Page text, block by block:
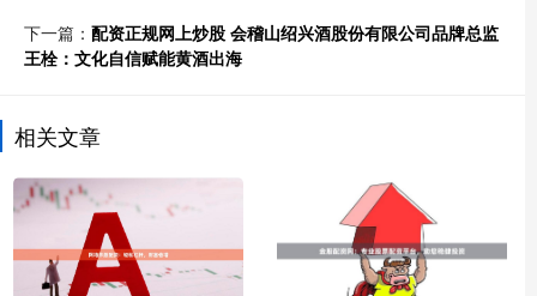
下一篇： 配资正规网上炒股 会稽山绍兴酒股份有限公司品牌总监
王栓：文化自信赋能黄酒出海
相关文章